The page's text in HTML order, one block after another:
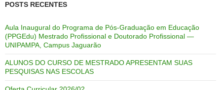
POSTS RECENTES
Aula Inaugural do Programa de Pós-Graduação em Educação
(PPGEdu) Mestrado Profissional e Doutorado Profissional —
UNIPAMPA, Campus Jaguarão
ALUNOS DO CURSO DE MESTRADO APRESENTAM SUAS
PESQUISAS NAS ESCOLAS